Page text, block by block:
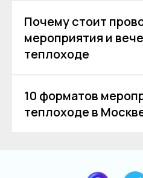
Почему стоит
мероприятия и
теплоходе
10 форматов
теплоходе в